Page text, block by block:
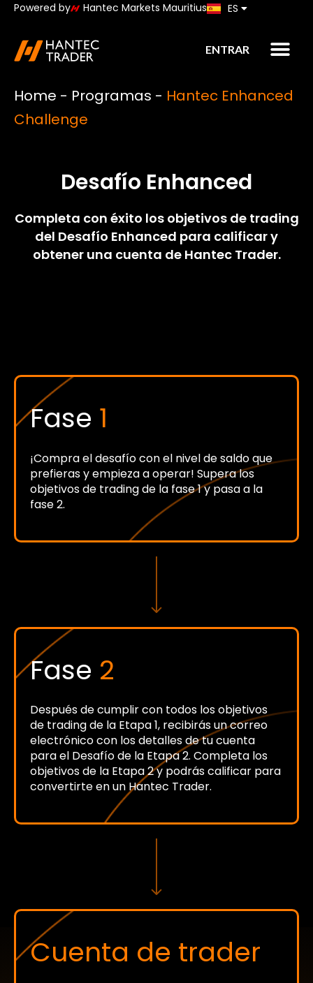
Powered by Hantec Markets Mauritius ES
JP
ENTRAR
Home - Programas - Hantec Enhanced
Challenge
Desafío Enhanced
Completa con éxito los objetivos de trading
del Desafío Enhanced para calificar y
obtener una cuenta de Hantec Trader.
Fase 1
¡Compra el desafío con el nivel de saldo que
prefieras y empieza a operar! Supera los
objetivos de trading de la fase 1 y pasa a la
fase 2.
Fase 2
Después de cumplir con todos los objetivos
de trading de la Etapa 1, recibirás un correo
electrónico con los detalles de tu cuenta
para el Desafío de la Etapa 2. Completa los
objetivos de la Etapa 2 y podrás calificar para
convertirte en un Hantec Trader.
Cuenta de trader